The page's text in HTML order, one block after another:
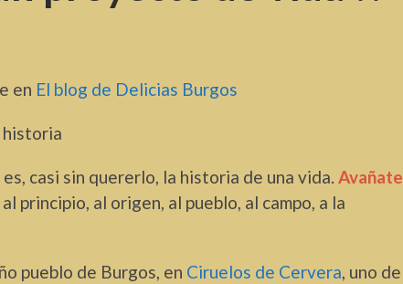
en El blog de Delicias Burgos
es, casi sin quererlo, la historia de una vida. Avañate
principio, al origen, al pueblo, al campo, a la
pueblo de Burgos, en Ciruelos de Cervera , uno de